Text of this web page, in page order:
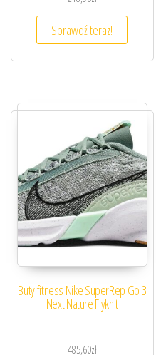
Sprawdź teraz!
Buty fitness Nike SuperRep Go 3
Next Nature Flyknit
485,60zł